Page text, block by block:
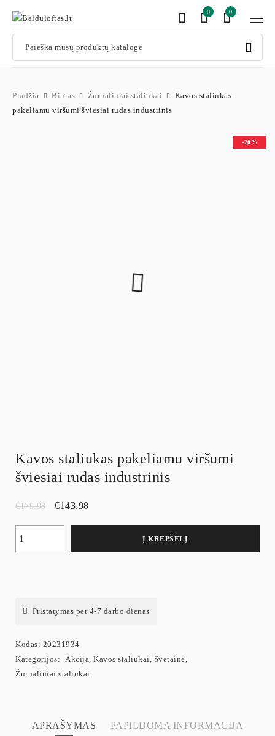
0
0
Pradžia Biuras Žurnaliniai staliukai
Kavos staliukas
pakeliamu viršumi šviesiai rudas industrinis
-20%
Kavos staliukas pakeliamu viršumi
šviesiai rudas industrinis
€179.98 €143.98
Į KREPŠELĮ
Pristatymas per 4-7 darbo dienas
Kodas: 20231934
Kategorijos: Akcija, Kavos staliukai, Svetainė,
Žurnaliniai staliukai
APRAŠYMAS PAPILDOMA INFORMACIJA